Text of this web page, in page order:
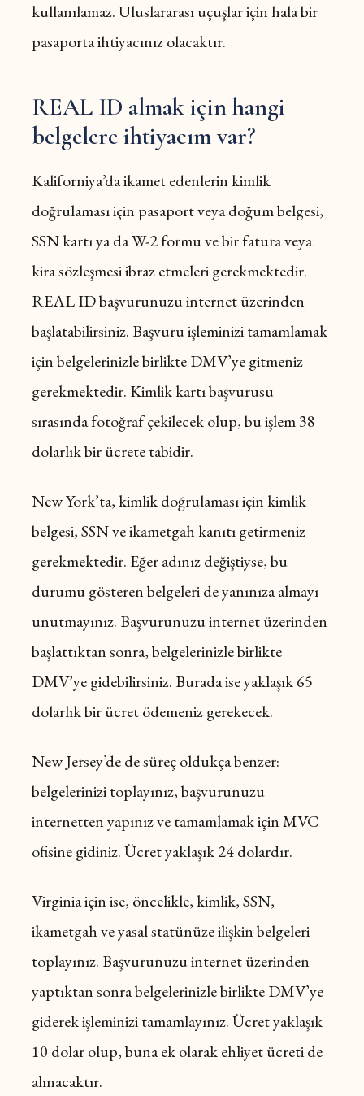
kullanılamaz. Uluslararası uçuşlar için hala bir
pasaporta ihtiyacınız olacaktır.
REAL ID almak için hangi
belgelere ihtiyacım var?
Kaliforniya’da ikamet edenlerin kimlik
doğrulaması için pasaport veya doğum belgesi,
SSN kartı ya da W-2 formu ve bir fatura veya
kira sözleşmesi ibraz etmeleri gerekmektedir.
REAL ID başvurunuzu internet üzerinden
başlatabilirsiniz. Başvuru işleminizi tamamlamak
için belgelerinizle birlikte DMV’ye gitmeniz
gerekmektedir. Kimlik kartı başvurusu
sırasında fotoğraf çekilecek olup, bu işlem 38
dolarlık bir ücrete tabidir.
New York’ta, kimlik doğrulaması için kimlik
belgesi, SSN ve ikametgah kanıtı getirmeniz
gerekmektedir. Eğer adınız değiştiyse, bu
durumu gösteren belgeleri de yanınıza almayı
unutmayınız. Başvurunuzu internet üzerinden
başlattıktan sonra, belgelerinizle birlikte
DMV’ye gidebilirsiniz. Burada ise yaklaşık 65
dolarlık bir ücret ödemeniz gerekecek.
New Jersey’de de süreç oldukça benzer:
belgelerinizi toplayınız, başvurunuzu
internetten yapınız ve tamamlamak için MVC
ofisine gidiniz. Ücret yaklaşık 24 dolardır.
Virginia için ise, öncelikle, kimlik, SSN,
ikametgah ve yasal statünüze ilişkin belgeleri
toplayınız. Başvurunuzu internet üzerinden
yaptıktan sonra belgelerinizle birlikte DMV’ye
giderek işleminizi tamamlayınız. Ücret yaklaşık
10 dolar olup, buna ek olarak ehliyet ücreti de
alınacaktır.